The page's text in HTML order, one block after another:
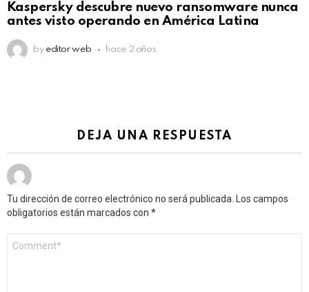
Kaspersky descubre nuevo ransomware nunca
antes visto operando en América Latina
by editor web hace 2 años
DEJA UNA RESPUESTA
Tu dirección de correo electrónico no será publicada.
Los campos
obligatorios están marcados con *